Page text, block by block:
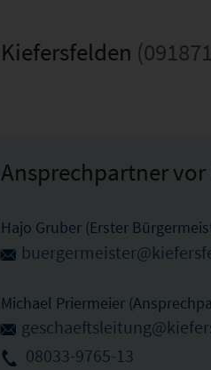
Kiefersfelden
Ansprechpartner vor
Hajo Gruber (Erster
Michael Priermeier
08033-9765-13